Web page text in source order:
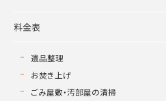
料金表
遺品整理
お焚き上げ
ごみ屋敷・汚部屋の清掃